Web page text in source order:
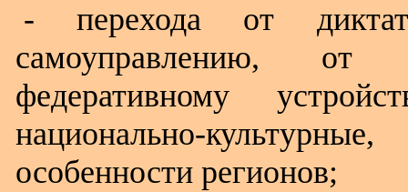
- перехода от
самоуправлению, от
федеративному
национально-
особенности регионов;